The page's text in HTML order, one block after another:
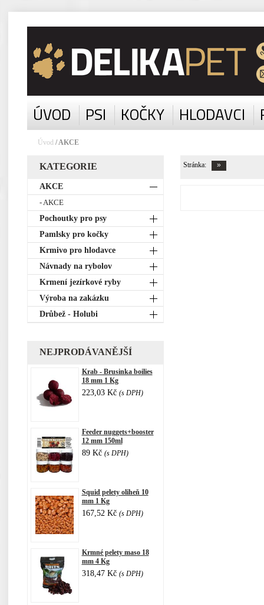
ÚVOD PSI KOČKY HLODAVCI
Úvod / AKCE
KATEGORIE
AKCE
- AKCE
Pochoutky pro psy
Pamlsky pro kočky
Krmivo pro hlodavce
Návnady na rybolov
Krmení jezírkové ryby
Výroba na zakázku
Drůbež - Holubi
NEJPRODÁVANĚJŠÍ
Krab - Brusinka boilies
18 mm 1 Kg
223,03 Kč (s DPH)
Feeder nuggets+booster
12 mm 150ml
89 Kč (s DPH)
Squid pelety oliheň 10
mm 1 Kg
167,52 Kč (s DPH)
Krmné pelety maso 18
mm 4 Kg
318,47 Kč (s DPH)
Stránka: